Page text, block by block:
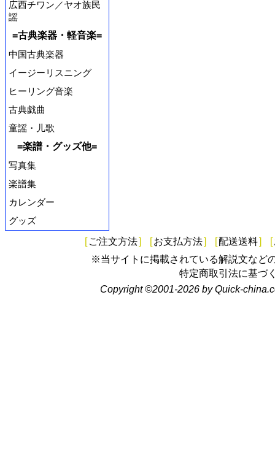
広西チワン／ヤオ族民
謡
=古典楽器・軽音楽=
中国古典楽器
イージーリスニング
ヒーリング音楽
古典戯曲
童謡・儿歌
=楽譜・グッズ他=
写真集
楽譜集
カレンダー
グッズ
[ ご注文方法] [お支払方法] [配送送料] [
※当サイトに掲載されている解説文など
特定商取引法に基づ
Copyright ©2001-2026 by Quick-